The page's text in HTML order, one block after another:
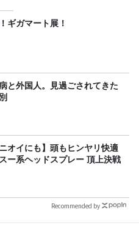
ギガマート展！
と外国人。見過ごされてきた
ニオイにも】頭もヒンヤリ快適
ー系ヘッドスプレー 頂上決戦
Recommended by